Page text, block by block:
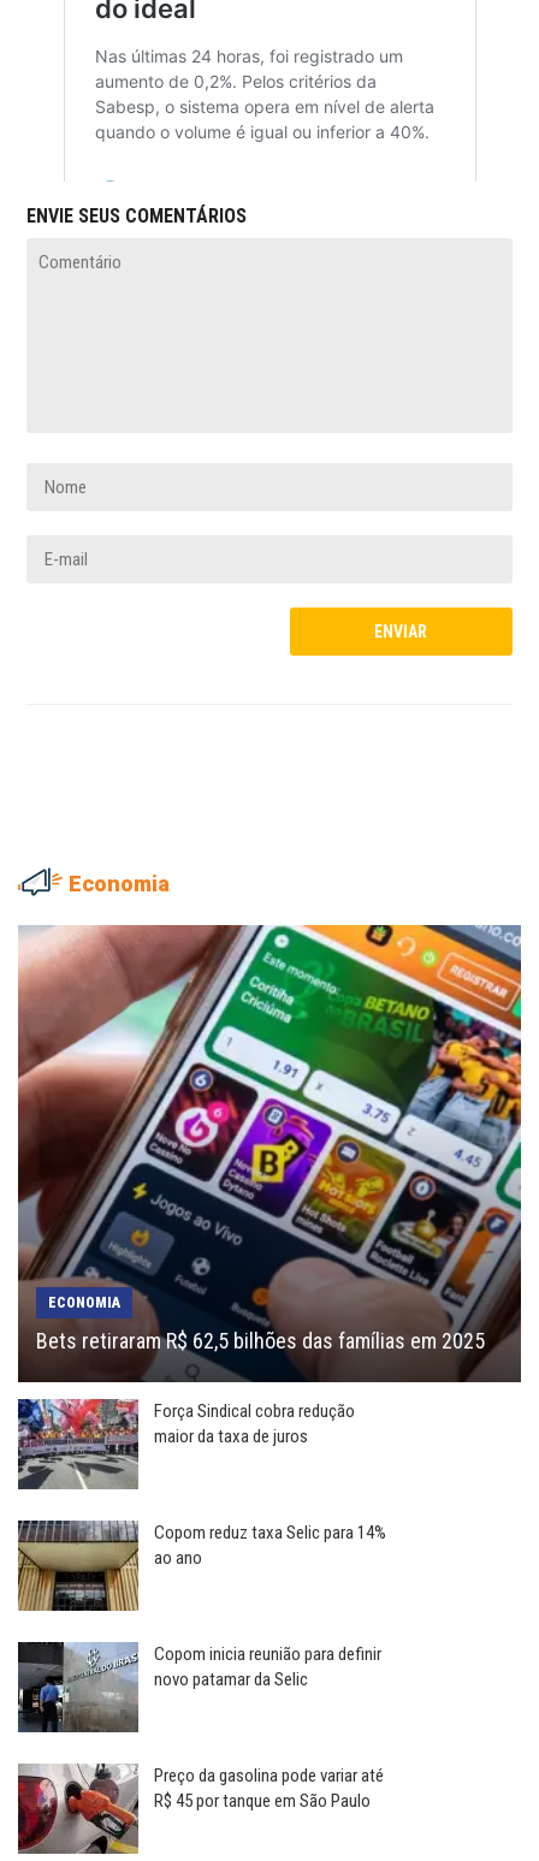
ENVIE SEUS COMENTÁRIOS
Economia
ECONOMIA
Bets retiraram R$ 62,5 bilhões das famílias em 2025
Força Sindical cobra redução
maior da taxa de juros
Copom reduz taxa Selic para 14%
ao ano
Copom inicia reunião para definir
novo patamar da Selic
Preço da gasolina pode variar até
R$ 45 por tanque em São Paulo